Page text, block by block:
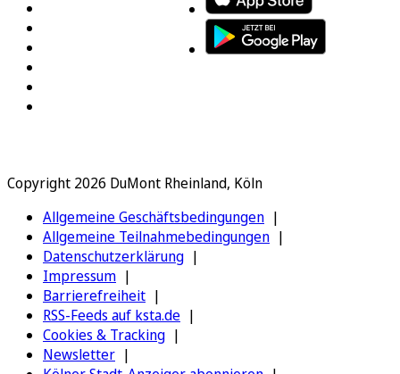
Copyright 2026 DuMont Rheinland, Köln
Allgemeine Geschäftsbedingungen
Allgemeine Teilnahmebedingungen
Datenschutzerklärung
Impressum
Barrierefreiheit
RSS-Feeds auf ksta.de
Cookies & Tracking
Newsletter